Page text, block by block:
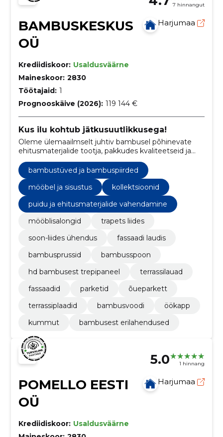
7 hinnangut
BAMBUSKESKUS
OÜ
Harjumaa
Krediidiskoor: Usaldusväärne
Maineskoor: 2830
Töötajaid: 1
Prognooskäive (2026): 119 144 €
Kus ilu kohtub jätkusuutlikkusega!
Oleme ülemaailmselt juhtiv bambusel põhinevate
ehitusmaterjalide tootja, pakkudes kvaliteetseid ja
keskkonnasõbralikke lahendusi terrasside,
põrandakatete, seinakatete ja muudeks
ehitusprojektideks.
bambustüved ja bambuspiirded
mööbel ja sisustus
kollektsioonid
puidu ja ehitusmaterjalide vahendamine
mööblisalongid
trapets liides
soon-liides ühendus
fassaadi laudis
bambusprussid
bambusspoon
hd bambusest trepipaneel
terrassilauad
fassaadid
parketid
õueparkett
terrassiplaadid
bambusvoodi
öökapp
kummut
bambusest erilahendused
5.0 1 hinnang
POMELLO EESTI
OÜ
Harjumaa
Krediidiskoor: Usaldusväärne